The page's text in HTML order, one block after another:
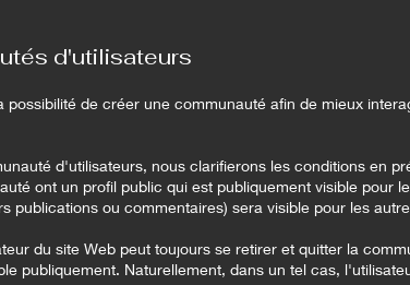
d'utilisateurs
possibilité de créer une communauté afin de mieux
d'utilisateurs, nous clarifierons les conditions en
ont un profil public qui est publiquement visible pour
publications ou commentaires) sera visible pour les
du site Web peut toujours se retirer et quitter la
publiquement. Naturellement, dans un tel cas,